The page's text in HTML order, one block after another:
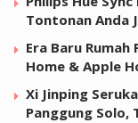
Tontonan Anda
Era Baru
Home & Apple
Xi Jinping
Panggung Solo,